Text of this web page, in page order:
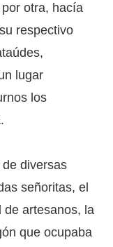
otra, hacía
respectivo
lugar
los
diversas
señoritas, el
de artesanos, la
que ocupaba